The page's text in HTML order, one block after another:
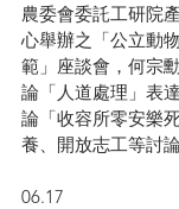
農委會委託工研院
心舉辦之「公立動
範」座談會，何宗
論「人道處理」表
論「收容所零安樂
養、開放志工等討論
06.17